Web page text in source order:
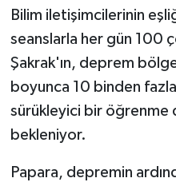
Bilim iletişimcilerinin
seanslarla her gün 100
Şakrak'ın, deprem
boyunca 10 binden
sürükleyici bir öğrenme
bekleniyor.
Papara, depremin